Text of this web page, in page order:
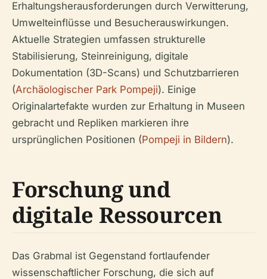
Erhaltungsherausforderungen durch Verwitterung,
Umwelteinflüsse und Besucherauswirkungen.
Aktuelle Strategien umfassen strukturelle
Stabilisierung, Steinreinigung, digitale
Dokumentation (3D-Scans) und Schutzbarrieren
(Archäologischer Park Pompeji). Einige
Originalartefakte wurden zur Erhaltung in Museen
gebracht und Repliken markieren ihre
ursprünglichen Positionen (Pompeji in Bildern).
Forschung und
digitale Ressourcen
Das Grabmal ist Gegenstand fortlaufender
wissenschaftlicher Forschung, die sich auf